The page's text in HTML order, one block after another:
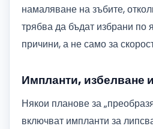
намаляване на зъбите,
трябва да бъдат избрани по
причини, а не само за
Импланти, избелване
Някои планове за
включват импланти за